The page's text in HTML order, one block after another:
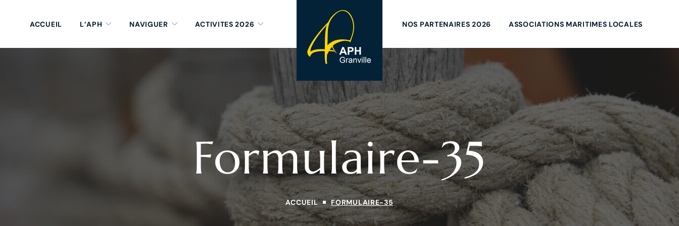
ACCUEIL L’APH NAVIGUER ACTIVITES 2026 NOS PARTENAIRES 2026 ASSOCIATIONS MARITIMES LOCALES
Formulaire-35
ACCUEIL FORMULAIRE-35